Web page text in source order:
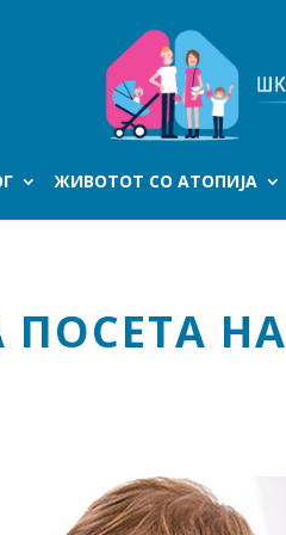
ЖИВОТОТ СО АТОПИЈА
НА